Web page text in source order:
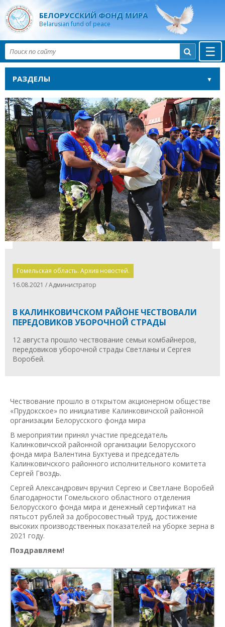
БЕЛОРУССКИЙ ФОНД МИРА
Belarusian fund of peace
☰

РАЗДЕЛЫ
Гомельская область. Архив новостей.
16.08.2021 / Администратор
В КАЛИНКОВИЧСКОМ РАЙОНЕ ЧЕСТВОВАЛИ
ПЕРЕДОВИКОВ УБОРОЧНОЙ СТРАДЫ
12 августа прошло чествование семьи комбайнеров,
передовиков уборочной страды Светланы и Сергея
Воробей.
Чествование прошло в открытом акционерном обществе
«Прудокское» по инициативе Калинковичской районной
организации Белорусского фонда мира
В мероприятии принял участие председатель
Калинковичской районной организации Белорусского
фонда мира Валентина Бухтуева и председатель
Калинковичского районного исполнительного комитета
Сергей Гвоздь.
Сергей Александрович вручил Сергею и Светлане Воробей
благодарности Гомельского областного отделения
Белорусского фонда мира и денежный сертификат на
пятьсот рублей за добросовестный труд, достижение
высоких производственных показателей на уборке зерна в
2021 году.
Поздравляем!